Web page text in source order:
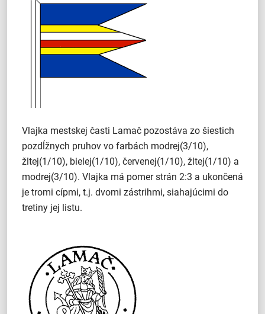
Vlajka mestskej časti Lamač pozostáva zo šiestich
pozdĺžnych pruhov vo farbách modrej(3/10),
žltej(1/10), bielej(1/10), červenej(1/10), žltej(1/10) a
modrej(3/10). Vlajka má pomer strán 2:3 a ukončená
je tromi cípmi, t.j. dvomi zástrihmi, siahajúcimi do
tretiny jej listu.